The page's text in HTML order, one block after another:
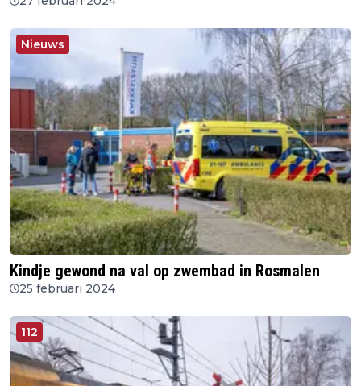
Nieuws
Kindje gewond na val op zwembad in Rosmalen
25 februari 2024
112